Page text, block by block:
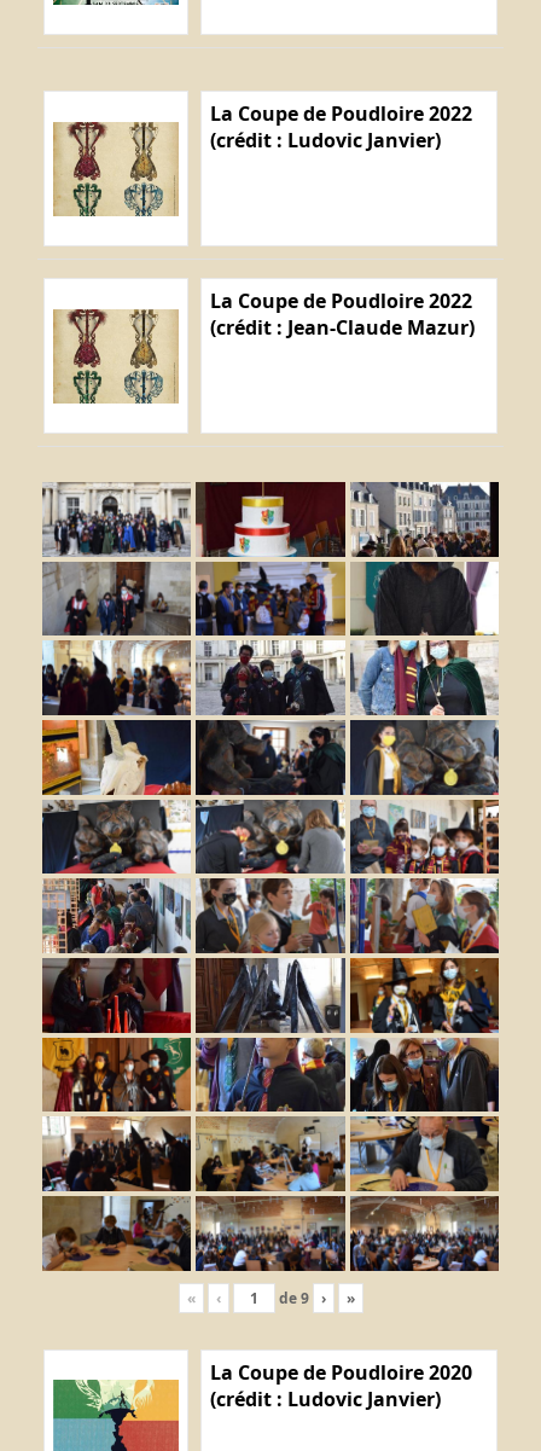
La Coupe de Poudloire 2022
(crédit : Ludovic Janvier)
La Coupe de Poudloire 2022
(crédit : Jean-Claude Mazur)
« ‹ de9 › »
La Coupe de Poudloire 2020
(crédit : Ludovic Janvier)